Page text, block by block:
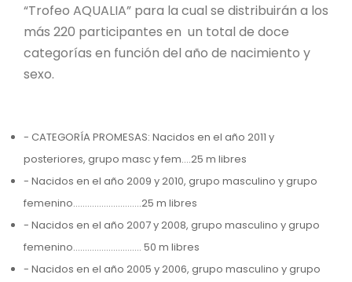
“Trofeo AQUALIA” para la cual se distribuirán a los
más 220 participantes en un total de doce
categorías en función del año de nacimiento y
sexo.
- CATEGORÍA PROMESAS: Nacidos en el año 2011 y
posteriores, grupo masc y fem….25 m libres
- Nacidos en el año 2009 y 2010, grupo masculino y grupo
femenino………………………..25 m libres
- Nacidos en el año 2007 y 2008, grupo masculino y grupo
femenino……………………….. 50 m libres
- Nacidos en el año 2005 y 2006, grupo masculino y grupo